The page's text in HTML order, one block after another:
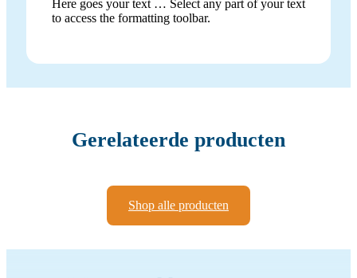
Here goes your text … Select any part of your text
to access the formatting toolbar.
Gerelateerde producten
Shop alle producten